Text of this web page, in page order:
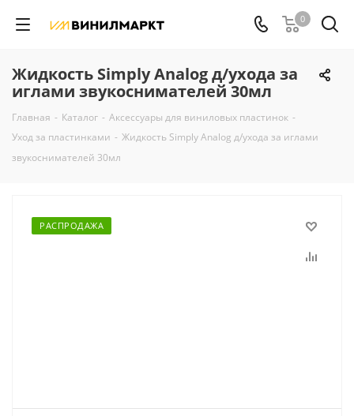
0
Жидкость Simply Analog д/ухода за
иглами звукоснимателей 30мл
Главная - Каталог - Аксессуары для виниловых пластинок -
Уход за пластинками - Жидкость Simply Analog д/ухода за иглами
звукоснимателей 30мл
РАСПРОДАЖА